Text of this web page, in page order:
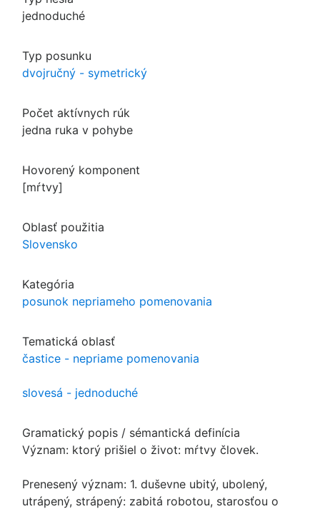
jednoduché
Typ posunku
dvojručný - symetrický
Počet aktívnych rúk
jedna ruka v pohybe
Hovorený komponent
[mŕtvy]
Oblasť použitia
Slovensko
Kategória
posunok nepriameho pomenovania
Tematická oblasť
častice - nepriame pomenovania
slovesá - jednoduché
Gramatický popis / sémantická definícia
Význam: ktorý prišiel o život: mŕtvy človek.
Prenesený význam: 1. duševne ubitý, ubolený,
utrápený, strápený: zabitá robotou, starosťou o